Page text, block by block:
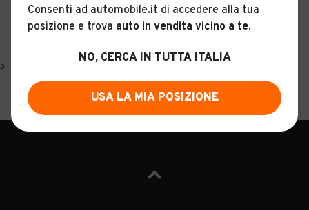
0
Home Veicoli comunali Veicoli comunali usati e nuovi
Consenti ad automobile.it di accedere alla tua
posizione e trova auto in vendita vicino a te.
NO, CERCA IN TUTTA ITALIA
USA LA MIA POSIZIONE